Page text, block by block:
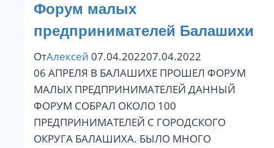
Форум малых
предпринимателей Балашихи
ОтАлексей 07.04.202207.04.2022
06 АПРЕЛЯ В БАЛАШИХЕ ПРОШЕЛ ФОРУМ
МАЛЫХ ПРЕДПРИНИМАТЕЛЕЙ ДАННЫЙ
ФОРУМ СОБРАЛ ОКОЛО 100
ПРЕДПРИНИМАТЕЛЕЙ С ГОРОДСКОГО
ОКРУГА БАЛАШИХА. БЫЛО МНОГО